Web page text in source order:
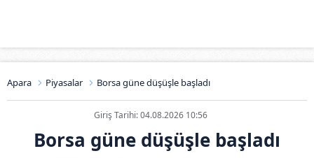
Apara Piyasalar Borsa güne düşüşle başladı
Giriş Tarihi: 04.08.2026 10:56
Borsa güne düşüşle başladı